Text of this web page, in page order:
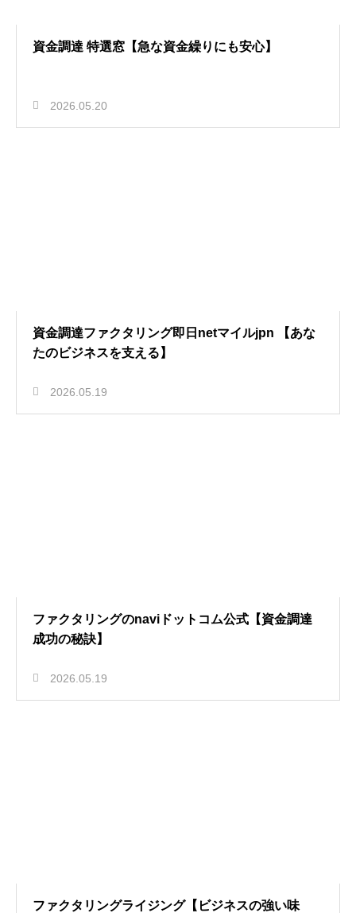
資金調達 特選窓【急な資金繰りにも安心】
2026.05.20
資金調達ファクタリング即日netマイルjpn 【あな
たのビジネスを支える】
2026.05.19
ファクタリングのnaviドットコム公式【資金調達
成功の秘訣】
2026.05.19
ファクタリングライジング【ビジネスの強い味